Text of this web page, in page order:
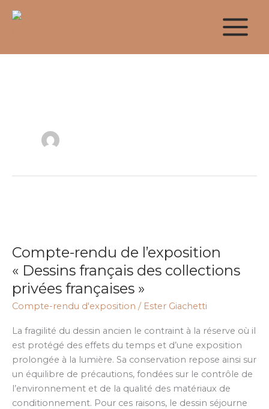
Compte-rendu de l’exposition
« Dessins français des collections
privées françaises »
Compte-rendu d'exposition / Ester Giachetti
La fragilité du dessin ancien le contraint à la réserve où il
est protégé des effets du temps et d’une exposition
prolongée à la lumière. Sa conservation repose ainsi sur
un équilibre de précautions, fondées sur le contrôle de
l’environnement et de la qualité des matériaux de
conditionnement. Pour ces raisons, le dessin séjourne
de
l’exposition
« Dessins
français
des
privées
françaises »